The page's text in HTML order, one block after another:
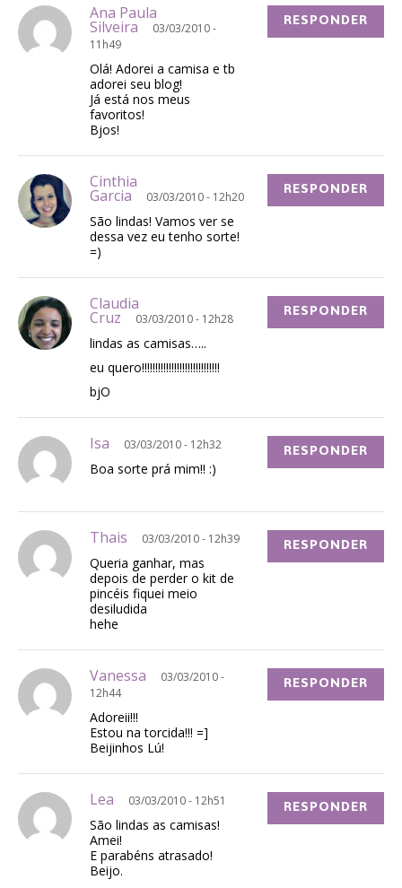
Ana Paula
Silveira
03/03/2010 -
11h49
Olá! Adorei a camisa e tb
adorei seu blog!
Já está nos meus
favoritos!
Bjos!
RESPONDER
Cinthia
Garcia 03/03/2010 - 12h20
São lindas! Vamos ver se
dessa vez eu tenho sorte!
=)
RESPONDER
Claudia
Cruz 03/03/2010 - 12h28
lindas as camisas…..
eu quero!!!!!!!!!!!!!!!!!!!!!!!!!!!!!
bjO
RESPONDER
Isa 03/03/2010 - 12h32
Boa sorte prá mim!! :)
RESPONDER
Thais 03/03/2010 - 12h39
Queria ganhar, mas
depois de perder o kit de
pincéis fiquei meio
desiludida
hehe
RESPONDER
Vanessa
03/03/2010 -
12h44
Adoreii!!!
Estou na torcida!!! =]
Beijinhos Lú!
RESPONDER
Lea 03/03/2010 - 12h51
São lindas as camisas!
Amei!
E parabéns atrasado!
Beijo.
RESPONDER